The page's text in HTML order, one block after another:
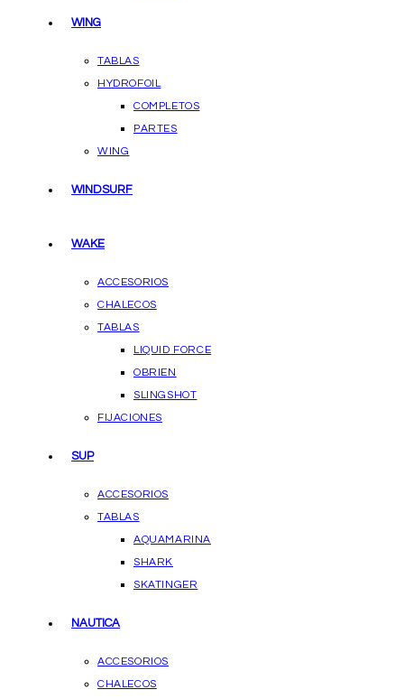
WING
TABLAS
HYDROFOIL
COMPLETOS
PARTES
WING
WINDSURF
WAKE
ACCESORIOS
CHALECOS
TABLAS
LIQUID FORCE
OBRIEN
SLINGSHOT
FIJACIONES
SUP
ACCESORIOS
TABLAS
AQUAMARINA
SHARK
SKATINGER
NAUTICA
ACCESORIOS
CHALECOS